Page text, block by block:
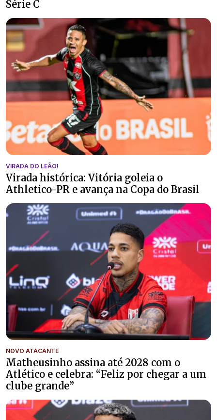
Série C
VIRADA DO LEÃO!
Virada histórica: Vitória goleia o
Athletico-PR e avança na Copa do Brasil
NOVO ATACANTE
Matheusinho assina até 2028 com o
Atlético e celebra: “Feliz por chegar a um
clube grande”